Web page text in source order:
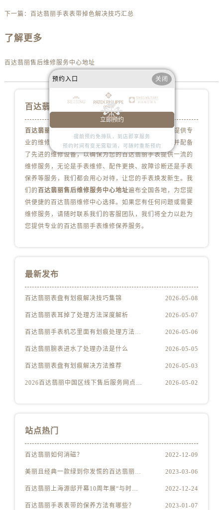
江苏省常州市新北区龙锦路1590号现代传媒中心5号楼10层1008室百达翡丽售后服务中心（需提前预约）
江苏省扬州市邗江区国展路29号星耀天地写字楼1号楼18层1803室百达翡丽售后服务中心（需提前预约）
下一篇： 百达翡丽手表表带掉色解决技巧汇总
了解更多
百达翡丽售后维修服务中心地址
百达翡丽维修保养服务中心
百达翡丽售后服务地址
拥有专业团队，致力于为客户提供专
业的维修和保养服务。我们的技师拥有丰富的经验，并配备
了先进的维修设备，以确保为您的百达翡丽手表提供一流的
维修服务，无论是手表维修、配件更换、故障诊断还是手表
保养等服务，我们都会用心对待，让您的手表焕发新生。我
们的 百达翡丽售后维修服务中心地址遍布全国各地，为您提
供便捷的百达翡丽维修中心选择。如果您有任何问题或需要
维修服务，请随时联系我们的客服团队，我们将全力以赴为
您提供专业的百达翡丽手表维修保养服务。
最新发布
百达翡丽表盘有划痕解决技巧集锦 2026-05-08
百达翡丽表耳掉了处理方法深度解析 2026-05-07
百达翡丽手表机芯里面有划痕处理方法详解 2026-05-06
百达翡丽腕表进水了处理办法是什么 2026-05-05
百达翡丽表盘有划痕解决方法推荐 2026-05-03
2026百达翡丽中国区线下售后服务网点升级优化公告（最新电话及地址） 2026-05-02
站点热门
百达翡丽如何消磁？ 2022-12-09
美丽且经典一款绿到你发慌的百达翡丽腕表 2023-03-06
百达翡丽上海源邸开幕10周年展“与时间同源” 2022-12-24
百达翡丽手表表带的保养方法有哪些？ 2023-01-07
预约入口 关闭
立即预约
提前预约免排队，到店即享服务
预约时间有变无需取消，可随时重新预约